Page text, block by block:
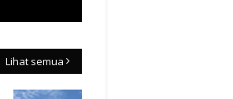
Lihat semua